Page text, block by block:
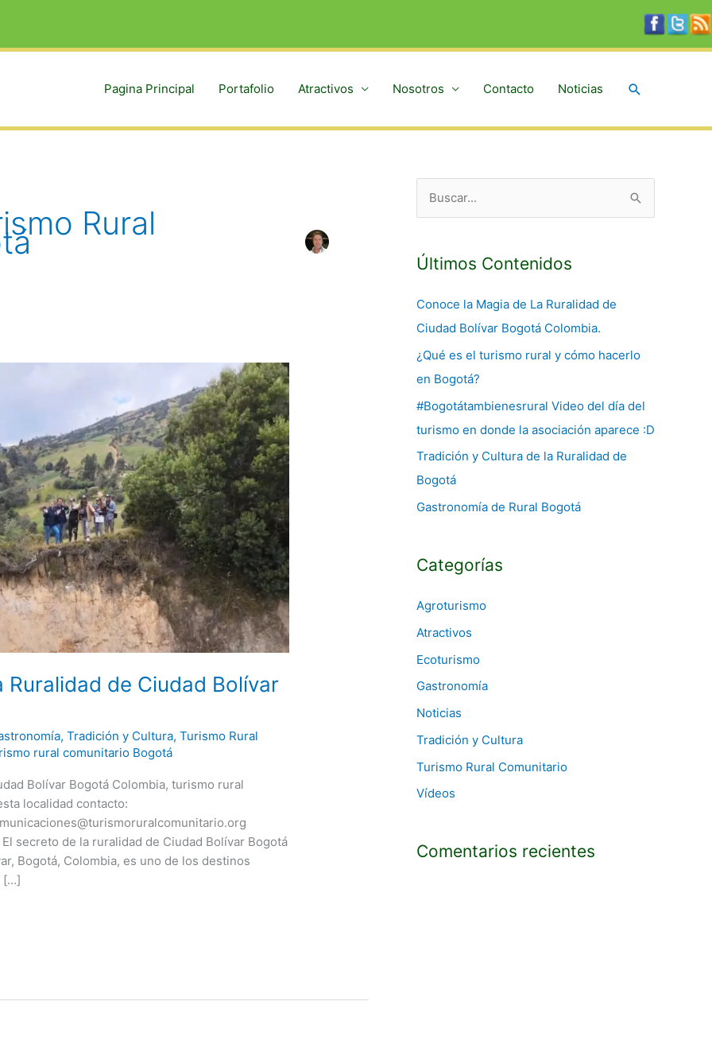
Pagina Principal Portafolio Atractivos Nosotros Contacto Noticias Buscar
Rural
de Ciudad Bolívar
,Tradición y Cultura,Turismo Rural
rural comunitario Bogotá
Bolívar Bogotá Colombia, turismo rural
localidad contacto:
secreto de la ruralidad de Ciudad Bolívar Bogotá
Bogotá, Colombia, es uno de los destinos
[…]
c
r
p
o
r
:
Últimos Contenidos
Conoce la Magia de La Ruralidad de
Ciudad Bolívar Bogotá Colombia.
¿Qué es el turismo rural y cómo hacerlo
en Bogotá?
#Bogotátambienesrural Video del día del
turismo en donde la asociación aparece :D
Tradición y Cultura de la Ruralidad de
Bogotá
Gastronomía de Rural Bogotá
Categorías
Agroturismo
Atractivos
Ecoturismo
Gastronomía
Noticias
Tradición y Cultura
Turismo Rural Comunitario
Vídeos
Comentarios recientes